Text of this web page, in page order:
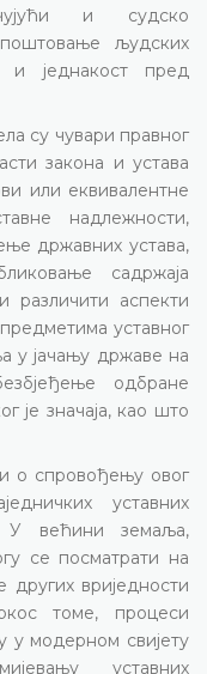
и судско
људских
и једнакост пред
су чувари правног
закона и устава
или еквивалентне
надлежности,
државних устава,
садржаја
различити аспекти
уставног
у јачању државе на
одбране
је значаја, као што
о спровођењу овог
уставних
У већини земаља,
се посматрати на
других вриједности
томе, процеси
у модерном свијету
уставних